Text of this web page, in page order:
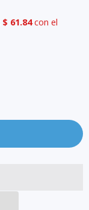
$ 61.84con el